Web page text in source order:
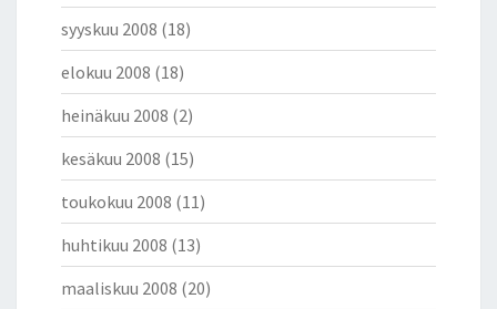
syyskuu 2008 (18)
elokuu 2008 (18)
heinäkuu 2008 (2)
kesäkuu 2008 (15)
toukokuu 2008 (11)
huhtikuu 2008 (13)
maaliskuu 2008 (20)